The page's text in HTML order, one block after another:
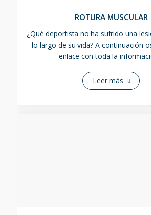
ROTURA MUSCULAR
¿Qué deportista no ha sufrido una
lo largo de su vida? A continuación
enlace con toda la
Leer más